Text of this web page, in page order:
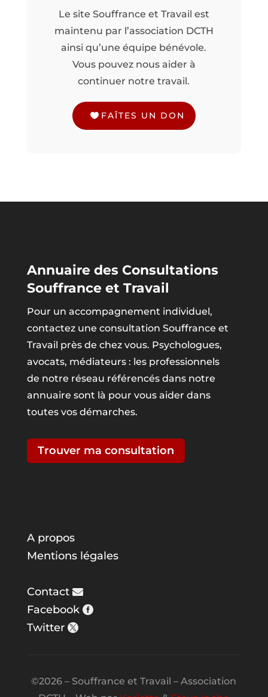
Le site Souffrance et Travail est
maintenu par l’association DCTH
ainsi qu’une équipe bénévole.
Vous pouvez nous aider à
continuer notre travail.
FAÎTES UN DON
Annuaire des Consultations
Souffrance et Travail
Pour un accompagnement individuel,
contactez une consultation Souffrance et
Travail près de chez vous. Psychologues,
avocats, médiateurs : les professionnels
de notre réseau référencés dans notre
annuaire sont là pour vous aider dans
toutes vos démarches.
Trouver ma consultation
A propos
Mentions légales
Contact
Facebook
Twitter
©2026 – Souffrance et Travail – Association